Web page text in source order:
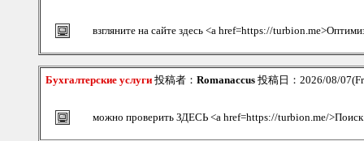
взгляните на сайте здесь <a href=https://
Бухгалтерские услуги 投稿者： Romanaccus 投稿日：2026/08/
можно проверить ЗДЕСЬ <a href=https://turbion.me/